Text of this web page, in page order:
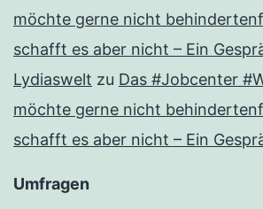
möchte gerne nicht
schafft es aber nicht – Ein
Lydiaswelt zu Das #Jobcenter
möchte gerne nicht
schafft es aber nicht – Ein
Umfragen